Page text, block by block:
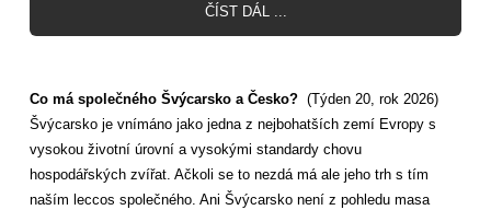
ČÍST DÁL ...
Co má společného Švýcarsko a Česko?(Týden 20, rok 2026)
Švýcarsko je vnímáno jako jedna z nejbohatších zemí Evropy s
vysokou životní úrovní a vysokými standardy chovu
hospodářských zvířat. Ačkoli se to nezdá má ale jeho trh s tím
naším leccos společného. Ani Švýcarsko není z pohledu masa